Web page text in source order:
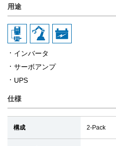
用途
インバータ
サーボアンプ
UPS
仕様
構成 2-Pack